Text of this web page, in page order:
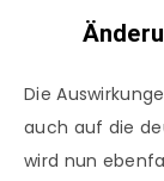
Die
auch auf die
wird nun